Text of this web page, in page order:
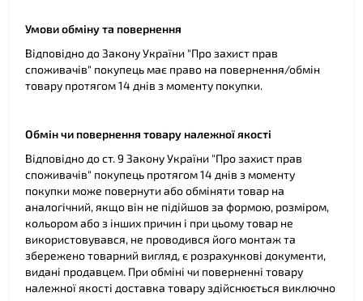
Умови обміну та повернення
Відповідно до Закону України "Про захист прав
споживачів" покупець має право на повернення/обмін
товару протягом 14 днів з моменту покупки.
Обмін чи повернення товару належної якості
Відповідно до ст. 9 Закону України "Про захист прав
споживачів" покупець протягом 14 днів з моменту
покупки може повернути або обміняти товар на
аналогічний, якщо він не підійшов за формою, розміром,
кольором або з інших причин і при цьому товар не
використовувався, не проводився його монтаж та
збережено товарний вигляд, є розрахункові документи,
видані продавцем. При обміні чи поверненні товару
належної якості доставка товару здійснюється виключно